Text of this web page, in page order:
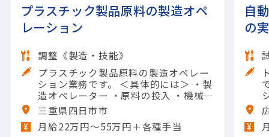
プラスチック製品原料の製造オペ
レーション
調整《製造・技能》
プラスチック製品原料の製造オペレー
ション業務です。 ＜具体的には＞ ・製
造オペレーター ・原料の投入 ・機械の
操作や清掃 ・メンテナンスなど 【担当
製品】(素材・素材加工品)石油化学製
品 【使用ツール】他 一般工具; Excel
三重県四日市市
月給22万円〜55万円＋各種手当
自
の
です